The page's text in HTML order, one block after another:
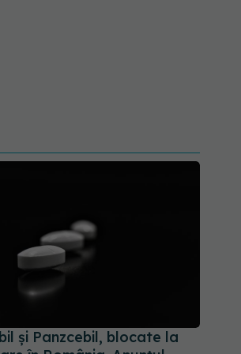
și Panzcebil, blocate la